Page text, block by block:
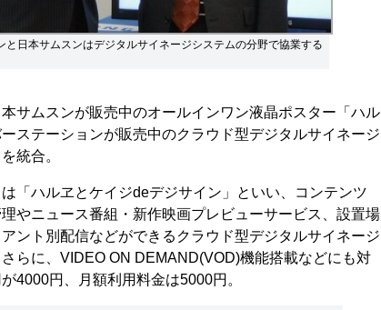
と日本サムスンはデジタルサイネージシステムの分野で協業する
サムスンが販売中のオールインワン液晶ポスター「ハル
ステーションが販売中のクラウド型デジタルサイネージ
統合。
「ハルヱとケイジdeデジサイン」といい、コンテンツ
やニュース番組・新作映画プレビューサービス、設置場
ント別配信などができるクラウド型デジタルサイネージ
らに、VIDEO ON DEMAND(VOD)機能搭載などにも対
4000円、月額利用料金は5000円。